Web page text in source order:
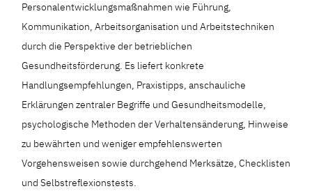
Personalentwicklungsmaßnahmen wie Führung,
Kommunikation, Arbeitsorganisation und Arbeitstechniken
durch die Perspektive der betrieblichen
Gesundheitsförderung. Es liefert konkrete
Handlungsempfehlungen, Praxistipps, anschauliche
Erklärungen zentraler Begriffe und Gesundheitsmodelle,
psychologische Methoden der Verhaltensänderung, Hinweise
zu bewährten und weniger empfehlenswerten
Vorgehensweisen sowie durchgehend Merksätze, Checklisten
und Selbstreflexionstests.